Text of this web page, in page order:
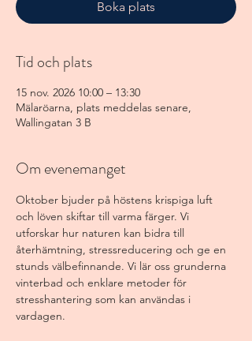
Boka plats
Tid och plats
15 nov. 2026 10:00 – 13:30
Mälaröarna, plats meddelas senare,
Wallingatan 3 B
Om evenemanget
Oktober bjuder på höstens krispiga luft
och löven skiftar till varma färger. Vi
utforskar hur naturen kan bidra till
återhämtning, stressreducering och ge en
stunds välbefinnande. Vi lär oss grunderna
vinterbad och enklare metoder för
stresshantering som kan användas i
vardagen.